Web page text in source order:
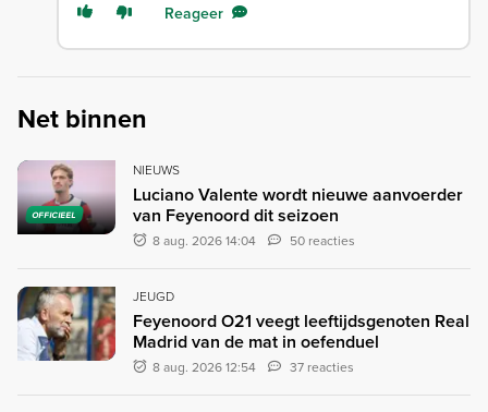
Reageer
Net binnen
OFFICIEEL
NIEUWS
Luciano Valente wordt nieuwe aanvoerder
van Feyenoord dit seizoen
8 aug. 2026 14:04 50 reacties
JEUGD
Feyenoord O21 veegt leeftijdsgenoten Real
Madrid van de mat in oefenduel
8 aug. 2026 12:54 37 reacties